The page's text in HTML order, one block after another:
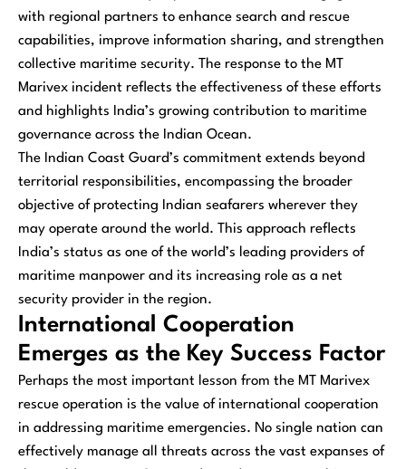
with regional partners to enhance search and rescue
capabilities, improve information sharing, and strengthen
collective maritime security. The response to the MT
Marivex incident reflects the effectiveness of these efforts
and highlights India’s growing contribution to maritime
governance across the Indian Ocean.
The Indian Coast Guard’s commitment extends beyond
territorial responsibilities, encompassing the broader
objective of protecting Indian seafarers wherever they
may operate around the world. This approach reflects
India’s status as one of the world’s leading providers of
maritime manpower and its increasing role as a net
security provider in the region.
International Cooperation
Emerges as the Key Success Factor
Perhaps the most important lesson from the MT Marivex
rescue operation is the value of international cooperation
in addressing maritime emergencies. No single nation can
effectively manage all threats across the vast expanses of